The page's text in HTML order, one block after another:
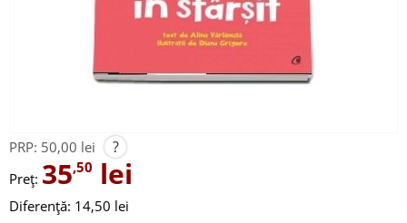
PRP: 50,00 lei ?
Preț: 35,50 lei
Diferență: 14,50 lei